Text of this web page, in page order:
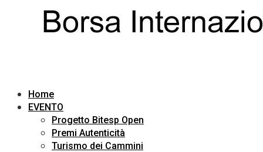
Home
EVENTO
Progetto Bitesp Open
Premi Autenticità
Turismo dei Cammini